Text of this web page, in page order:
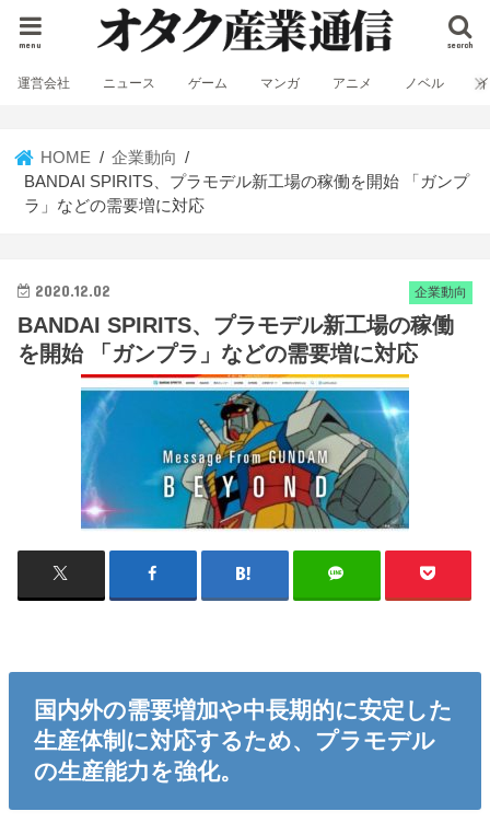
search
menu
運営会社 ニュース ゲーム マンガ アニメ ノベル
HOME
企業動向
BANDAI SPIRITS、プラモデル新工場の稼働を開始 「ガンプ
ラ」などの需要増に対応
企業動向
2020.12.02
BANDAI SPIRITS、プラモデル新工場の稼働
を開始 「ガンプラ」などの需要増に対応
国内外の需要増加や中長期的に安定した
生産体制に対応するため、プラモデル
の生産能力を強化。